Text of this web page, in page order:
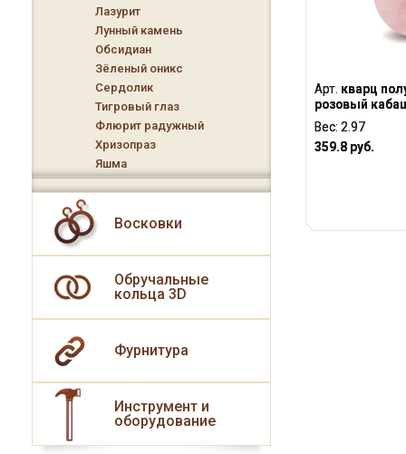
Арт. кварц
розовый
Вес: 2.97
359.8 руб.
Лазурит
Лунный камень
Обсидиан
Зёленый оникс
Сердолик
Тигровый глаз
Флюрит радужный
Хризопраз
Яшма
Восковки
Обручальные
кольца 3D
Фурнитура
Инструмент и
оборудование